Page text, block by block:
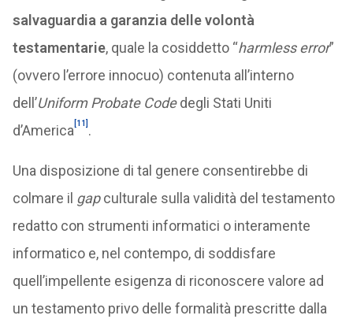
salvaguardia a garanzia delle volontà
testamentarie, quale la cosiddetto “harmless error”
(ovvero l’errore innocuo) contenuta all’interno
dell’Uniform Probate Codedegli Stati Uniti
d’America [11] .
Una disposizione di tal genere consentirebbe di
colmare il gapculturale sulla validità del testamento
redatto con strumenti informatici o interamente
informatico e, nel contempo, di soddisfare
quell’impellente esigenza di riconoscere valore ad
un testamento privo delle formalità prescritte dalla